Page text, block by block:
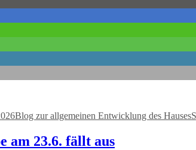
Blog zur allgemeinen Entwicklung des Hauses
am 23.6. fällt aus